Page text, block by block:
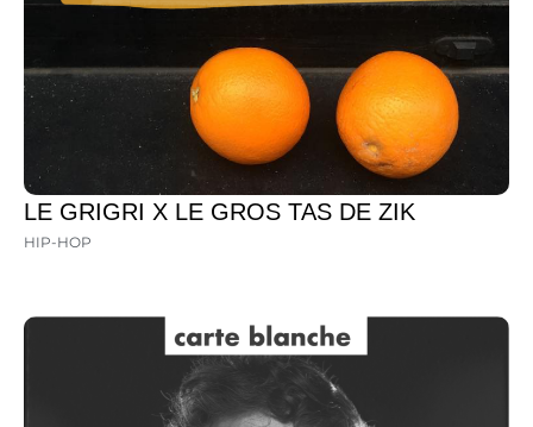
LE GRIGRI X LE GROS TAS DE ZIK
HIP-HOP